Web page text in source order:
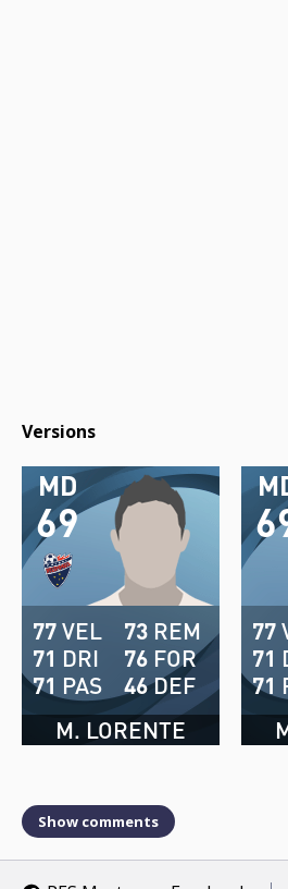
Versions
69
MD
M. LORENTE
77VEL
71 DRI
71 PAS
73 REM
76 FOR
46DEF
77
71
71
Show comments